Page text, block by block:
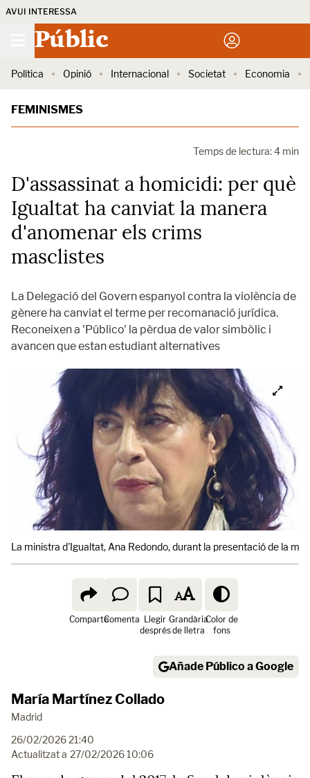
AVUI INTERESSA
Públic
Política Opinió Internacional Societat Economia
FEMINISMES
Temps de lectura: 4 min
D'assassinat a homicidi: per què
Igualtat ha canviat la manera
d'anomenar els crims
masclistes
La Delegació del Govern espanyol contra la violència de
gènere ha canviat el terme per recomanació jurídica.
Reconeixen a 'Público' la pèrdua de valor simbòlic i
avancen que estan estudiant alternatives
La ministra d'Igualtat, Ana Redondo, durant la presentació de la
ComparteComenta Llegir
després
Grandària
de lletra
Color de
fons
Añade Público a Google
María Martínez Collado
Madrid
26/02/2026 21:40
Actualitzat a 27/02/2026 10:06